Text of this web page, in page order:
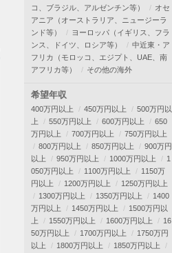
コ、ブラジル、アルゼンチン等）
オセ
アニア（オーストラリア、ニュージーラ
ンド等）
ヨーロッパ（イギリス、フラ
ンス、ドイツ、ロシア等）
中近東・ア
フリカ（モロッコ、エジプト、UAE、南
アフリカ等）
その他の海外
希望年収
400万円以上 450万円以上
500万円以
上
550万円以上 600万円以上
650
万円以上
700万円以上
750万円以上
800万円以上
850万円以上
900万円
以上
950万円以上 1000万円以上
1
050万円以上
1100万円以上
1150万
円以上
1200万円以上
1250万円以上
1300万円以上
1350万円以上
1400
万円以上
1450万円以上
1500万円以
上
1550万円以上 1600万円以上
16
50万円以上
1700万円以上
1750万円
以上
1800万円以上
1850万円以上